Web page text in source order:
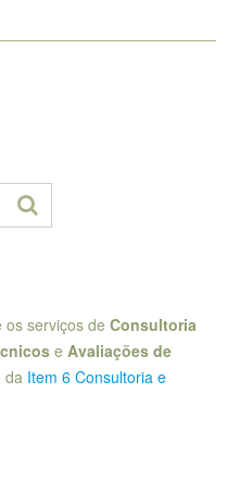
serviços de Consultoria
e Avaliações de
da Item 6 Consultoria e